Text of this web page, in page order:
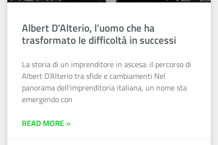
Albert D’Alterio, l’uomo che ha
trasformato le difficoltà in successi
La storia di un imprenditore in ascesa: il percorso di
Albert D’Alterio tra sfide e cambiamenti Nel
panorama dell’imprenditoria italiana, un nome sta
emergendo con
READ MORE »